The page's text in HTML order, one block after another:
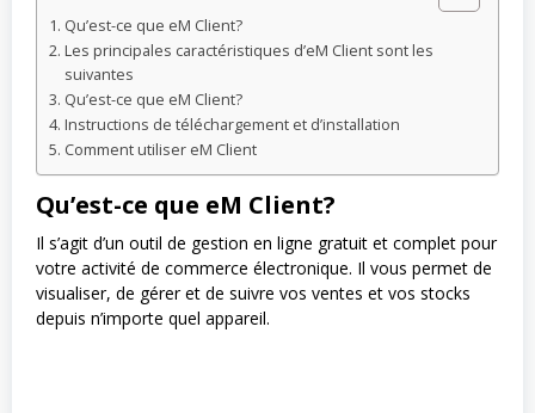
Qu’est-ce que eM Client?
Les principales caractéristiques d’eM Client sont les
suivantes
Qu’est-ce que eM Client?
Instructions de téléchargement et d’installation
Comment utiliser eM Client
Qu’est-ce que eM Client?
Il s’agit d’un outil de gestion en ligne gratuit et complet pour
votre activité de commerce électronique. Il vous permet de
visualiser, de gérer et de suivre vos ventes et vos stocks
depuis n’importe quel appareil.